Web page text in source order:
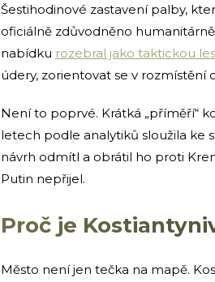
Šestihodinové zastavení palby,
oficiálně zdůvodněno
nabídku rozebral jako taktickou
údery, zorientovat se v rozmístění
Není to poprvé. Krátká „příměří“
letech podle analytiků sloužila ke
návrh odmítl a obrátil ho proti
Putin nepřijel.
Proč je
Město není jen tečka na mapě.